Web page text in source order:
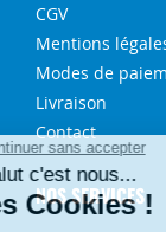
CGV
Mentions
Modes de
Livraison
Contact
NOS SERVICES